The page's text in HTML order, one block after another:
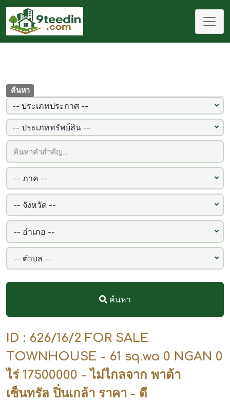
ค้นหา
ค้นหา
ID : 626/16/2 FOR SALE
TOWNHOUSE - 61 sq.wa 0 NGAN 0
ไร่ 17500000 - ไม่ไกลจาก พาต้า
เซ็นทรัล ปิ่นเกล้า ราคา - ดี